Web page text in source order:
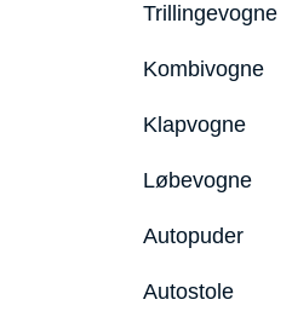
Trillingevogne
Kombivogne
Klapvogne
Løbevogne
Autopuder
Autostole